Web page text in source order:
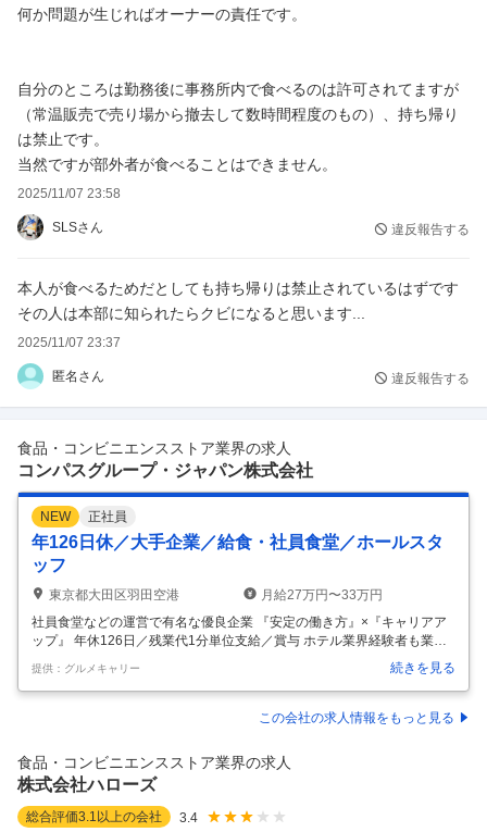
どこの誰かもわからない知恵袋の回答者よりも正確な返答が受け
何か問題が生じればオーナーの責任です。
自分のところは勤務後に事務所内で食べるのは許可されてますが
（常温販売で売り場から撤去して数時間程度のもの）、持ち帰り
は禁止です。
当然ですが部外者が食べることはできません。
2025/11/07 23:58
SLSさん 違反報告する
本人が食べるためだとしても持ち帰りは禁止されているはずです
その人は本部に知られたらクビになると思います...
2025/11/07 23:37
匿名さん 違反報告する
食品・コンビニエンスストア業界の求人
コンパスグループ・ジャパン株式会社
NEW 正社員
年126日休／大手企業／給食・社員食堂／ホールスタ
ッフ
東京都大田区羽田空港
月給27万円〜33万円
社員食堂などの運営で有名な優良企業 『安定の働き方』×『キャリアア
ップ』 年休126日／残業代1分単位支給／賞与 ホテル業界経験者も業界
未経験者も、 それぞれのキャリアを活かして活躍できる職場！ ★住友不
動産が運営する「ヴィラフォンテーヌシリーズ」のホテルで募集開始！
・ハイグレードホテル（羽田空港、有明） ・愛犬と一緒に宿泊できるホ
テル（芝公園） 上記ホテル内レストランを当社（コンパスグループ・ジ
ランド（6店舗）で同時募集をしており、マネージャー、キッチン、サ
ービス、ソムリエ、バーテンダー各職種で強化募集スタート！ ★働き方
改…
提供：グルメキャリー 続きを見る
この会社の求人情報をもっと見る
食品・コンビニエンスストア業界の求人
株式会社ハローズ
総合評価3.1 以上の会社 3.4